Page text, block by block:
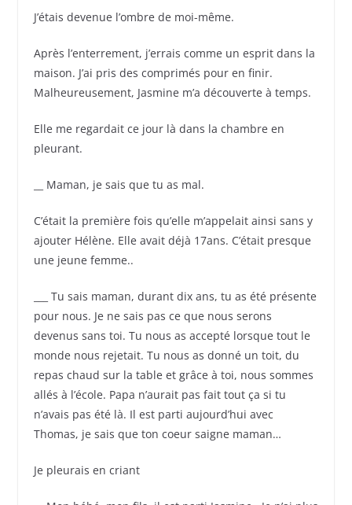
J’étais devenue l’ombre de moi-même.
Après l’enterrement, j’errais comme un esprit dans la
maison. J’ai pris des comprimés pour en finir.
Malheureusement, Jasmine m’a découverte à temps.
Elle me regardait ce jour là dans la chambre en
pleurant.
__ Maman, je sais que tu as mal.
C’était la première fois qu’elle m’appelait ainsi sans y
ajouter Hélène. Elle avait déjà 17ans. C’était presque
une jeune femme..
___ Tu sais maman, durant dix ans, tu as été présente
pour nous. Je ne sais pas ce que nous serons
devenus sans toi. Tu nous as accepté lorsque tout le
monde nous rejetait. Tu nous as donné un toit, du
repas chaud sur la table et grâce à toi, nous sommes
allés à l’école. Papa n’aurait pas fait tout ça si tu
n’avais pas été là. Il est parti aujourd’hui avec
Thomas, je sais que ton coeur saigne maman…
Je pleurais en criant